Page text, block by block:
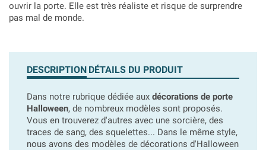
ouvrir la porte. Elle est très réaliste et risque de surprendre
pas mal de monde.
DESCRIPTION DÉTAILS DU PRODUIT
Dans notre rubrique dédiée aux décorations de porte
Halloween, de nombreux modèles sont proposés.
Vous en trouverez d'autres avec une sorcière, des
traces de sang, des squelettes... Dans le même style,
nous avons des modèles de décorations d'Halloween